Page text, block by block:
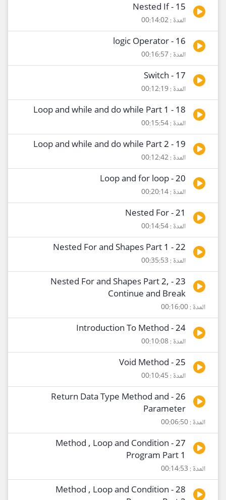
15 - Nested If
المدة : 00:14:02
16 - logic Operator
المدة : 00:16:57
17 - Switch
المدة : 00:12:19
18 - Loop and while and do while Part 1
المدة : 00:15:54
19 - Loop and while and do while Part 2
المدة : 00:12:42
20 - Loop and for loop
المدة : 00:20:14
21 - Nested For
المدة : 00:14:54
22 - Nested For and Shapes Part 1
المدة : 00:35:53
23 - Nested For and Shapes Part 2,
Continue and Break
المدة : 00:16:00
24 - Introduction To Method
المدة : 00:10:08
25 - Void Method
المدة : 00:10:45
26 - Return Data Type Method and
Parameter
المدة : 00:06:50
27 - Method , Loop and Condition
Program Part 1
المدة : 00:14:53
28 - Method , Loop and Condition